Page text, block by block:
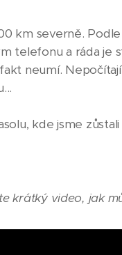
km severně.
telefonu a ráda je
neumí.
kde jsme
krátký video, jak